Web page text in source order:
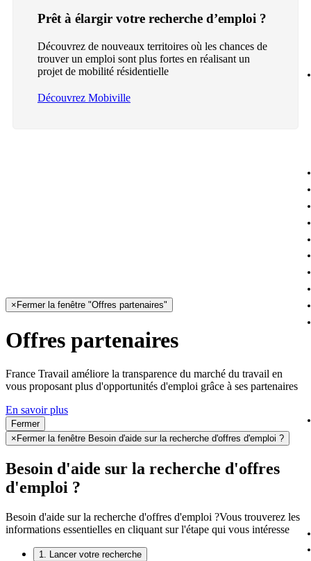
Prêt à élargir votre recherche d’emploi ?
Découvrez de nouveaux territoires où les chances de
trouver un emploi sont plus fortes en réalisant un
projet de mobilité résidentielle
Découvrez Mobiville
× Fermer la fenêtre "Offres partenaires"
Offres partenaires
France Travail améliore la transparence du marché du travail en
vous proposant plus d'opportunités d'emploi grâce à ses partenaires
En savoir plus
Fermer
× Fermer la fenêtre Besoin d'aide sur la recherche d'offres d'emploi ?
Besoin d'aide sur la recherche d'offres
d'emploi ?
Besoin d'aide sur la recherche d'offres d'emploi ?Vous trouverez les
informations essentielles en cliquant sur l'étape qui vous intéresse
1. Lancer votre recherche